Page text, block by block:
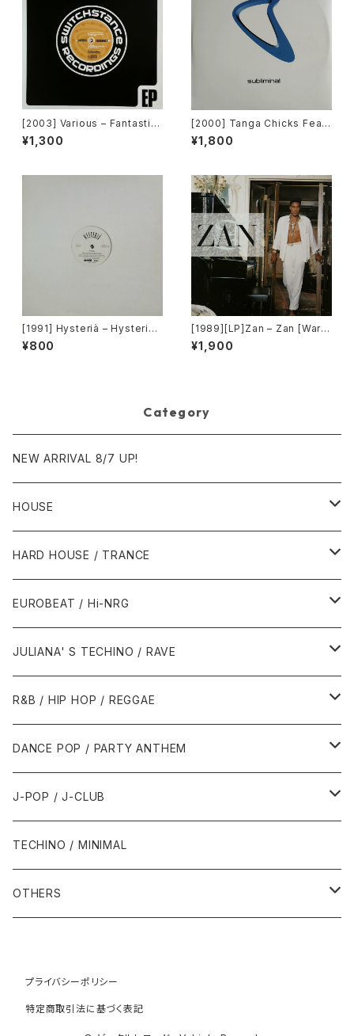
[2003] Various – Fantastic
Freeriding 2 EP 1 [Switchst
ance Recordings]
¥1,300
[2000] Tanga Chicks Featu
ring Dimitri & Tom – Brasil
Over Zurich [Subliminal][2
¥1,800
[1991] Hysterià – Hysteria
(There's No Reason To Be
Disturbed) [T.A.O.B. Danc
¥800
[1989][LP]Zan – Zan [Warn
er Bros. Records]
¥1,900
Category
NEW ARRIVAL 8/7 UP!
HOUSE
1980年代
1987年・以前
1988年
1990年代
1990年
1991年
1995年
1996年
1998年
2000年代
2000年
2001年
2005年
2007年
2010年代
2010年
2011年
2016年
HARD HOUSE / TRANCE
1990年代
1994年・以前
1995年
1999年
2000年代
2000年
2001年
2005年
2007年
EUROBEAT / Hi-NRG
1980年代
1986年・以前
1987年
1990年代
1990年
1991年
2000年代
JULIANA' S TECHINO / RAVE
1990年代
1990年
1991年
1996年 - 1999年
2000年代
2000年
2001年
R&B / HIP HOP / REGGAE
1980年代
1985年・以前
1986年
1990年代
1990年
1991年
1993年
2000年代
2000年
2002年
DANCE POP / PARTY ANTHEM
1980年代
1988年・以前
1989年
1990年代
1990年
1992年
2000年代
2001年
J-POP / J-CLUB
1980年代
1990年代
1991年
2000年
TECHINO / MINIMAL
OTHERS
1985年・以前
1990年代
プライバシーポリシー
特定商取引法に基づく表記